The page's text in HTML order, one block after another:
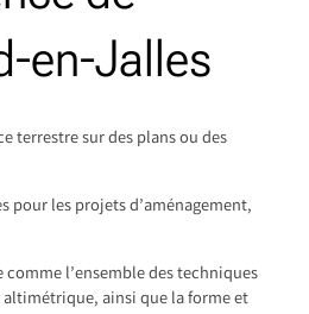
en-Jalles
terrestre sur des plans ou des
pour les projets d’aménagement,
l’ensemble des techniques
ainsi que la forme et